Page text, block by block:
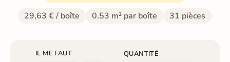
29,63 € / boîte 0.53 m² par boîte 31 pièces
IL ME FAUT QUANTITÉ